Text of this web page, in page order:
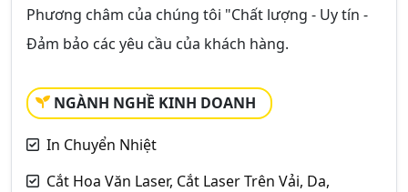
Phương châm của chúng tôi "Chất lượng - Uy tín -
Đảm bảo các yêu cầu của khách hàng.
NGÀNH NGHỀ KINH DOANH
In Chuyển Nhiệt
Cắt Hoa Văn Laser, Cắt Laser Trên Vải, Da,